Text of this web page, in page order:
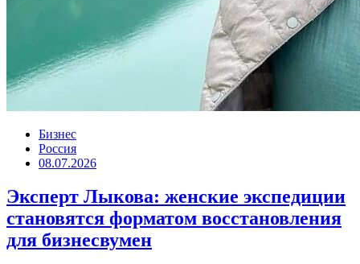
Бизнес
Россия
08.07.2026
Эксперт Лыкова: женские экспедиции
становятся форматом восстановления
для бизнесвумен